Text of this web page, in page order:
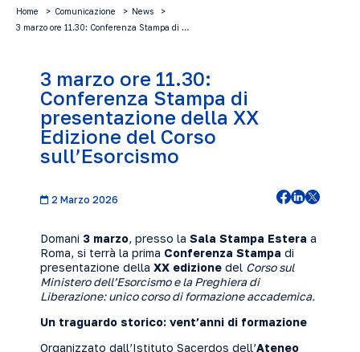
Home Comunicazione
News
3 marzo ore 11.30: Conferenza Stampa di …
3 marzo ore 11.30:
Conferenza Stampa di
presentazione della XX
Edizione del Corso
sull’Esorcismo
2 Marzo 2026
Domani 3 marzo, presso la Sala Stampa Estera a
Roma, si terrà la prima Conferenza Stampa di
presentazione della XX edizione del Corso sul
Ministero dell’Esorcismo e la Preghiera di
Liberazione: unico corso di formazione accademica.
Un traguardo storico: vent’anni di formazione
Organizzato dall’Istituto Sacerdos dell’Ateneo